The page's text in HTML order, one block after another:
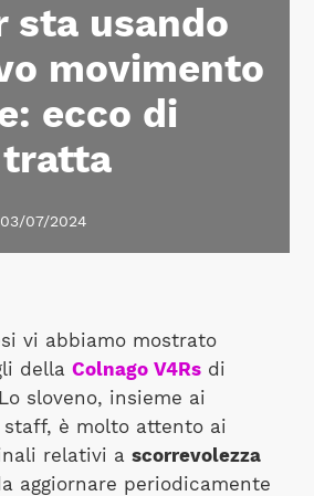
sta usando
movimento
ecco di
tratta
03/07/2024
vi abbiamo mostrato
della Colnago V4Rsdi
sloveno, insieme ai
è molto attento ai
relativi a scorrevolezza
aggiornare periodicamente